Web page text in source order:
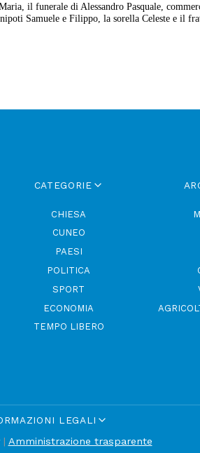
il funerale di Alessandro Pasquale,
Samuele e Filippo, la sorella Celeste e il
CATEGORIE
CHIESA
CUNEO
PAESI
POLITICA
SPORT
ECONOMIA
TEMPO LIBERO
LEGALI
| Amministrazione trasparente